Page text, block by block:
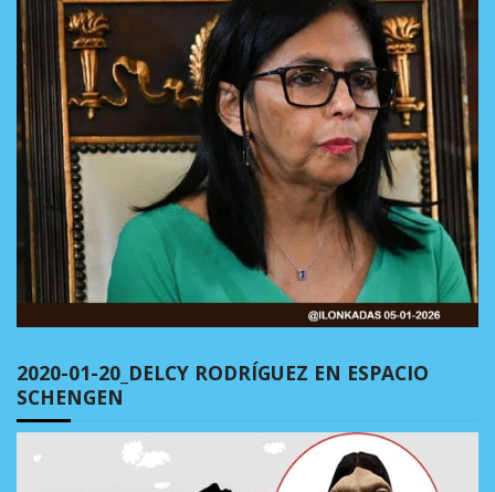
2020-01-20_DELCY RODRÍGUEZ EN ESPACIO
SCHENGEN